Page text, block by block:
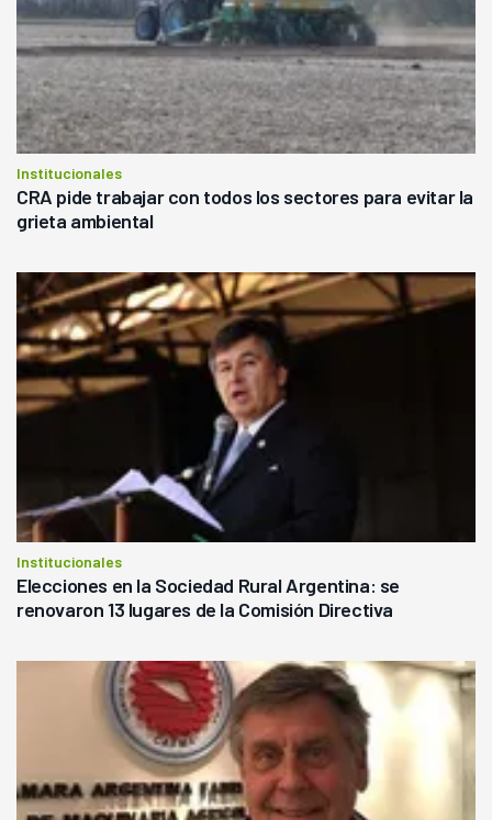
Institucionales
CRA pide trabajar con todos los sectores para evitar la
grieta ambiental
Institucionales
Elecciones en la Sociedad Rural Argentina: se
renovaron 13 lugares de la Comisión Directiva